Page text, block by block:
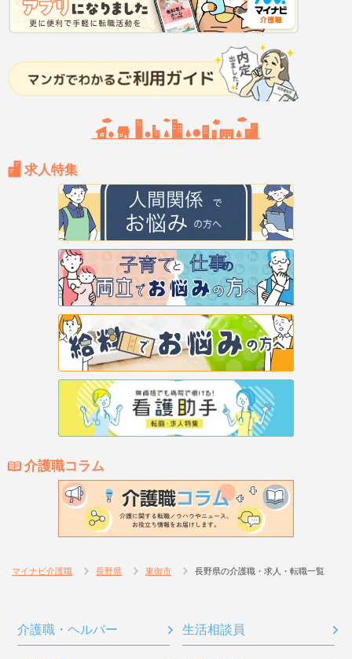
求人特集
介護職コラム
マイナビ介護職 長野県 東御市 長野県の介護職・求人・転職一覧
介護職・ヘルパー 生活相談員